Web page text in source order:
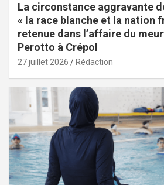
La circonstance aggravante
« la race blanche et la nation
retenue dans l’affaire du
Perotto à Crépol
27 juillet 2026 Rédaction